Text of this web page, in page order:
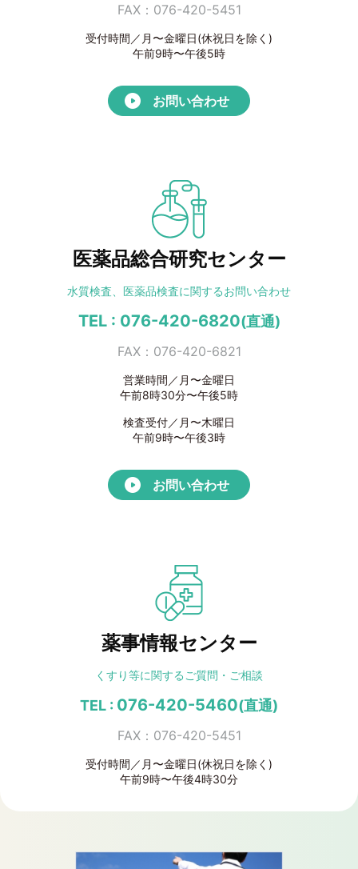
FAX：076-420-5451
受付時間／月〜金曜日(休祝日を除く)
午前9時〜午後5時
お問い合わせ
医薬品総合研究センター
水質検査、医薬品検査に関するお問い合わせ
TEL : 076-420-6820(直通)
FAX：076-420-6821
営業時間／月〜金曜日
午前8時30分〜午後5時
検査受付／月〜木曜日
午前9時〜午後3時
お問い合わせ
薬事情報センター
くすり等に関する ご質問・ご相談
TEL : 076-420-5460(直通)
FAX：076-420-5451
受付時間／月〜金曜日(休祝日を除く)
午前9時〜午後4時30分